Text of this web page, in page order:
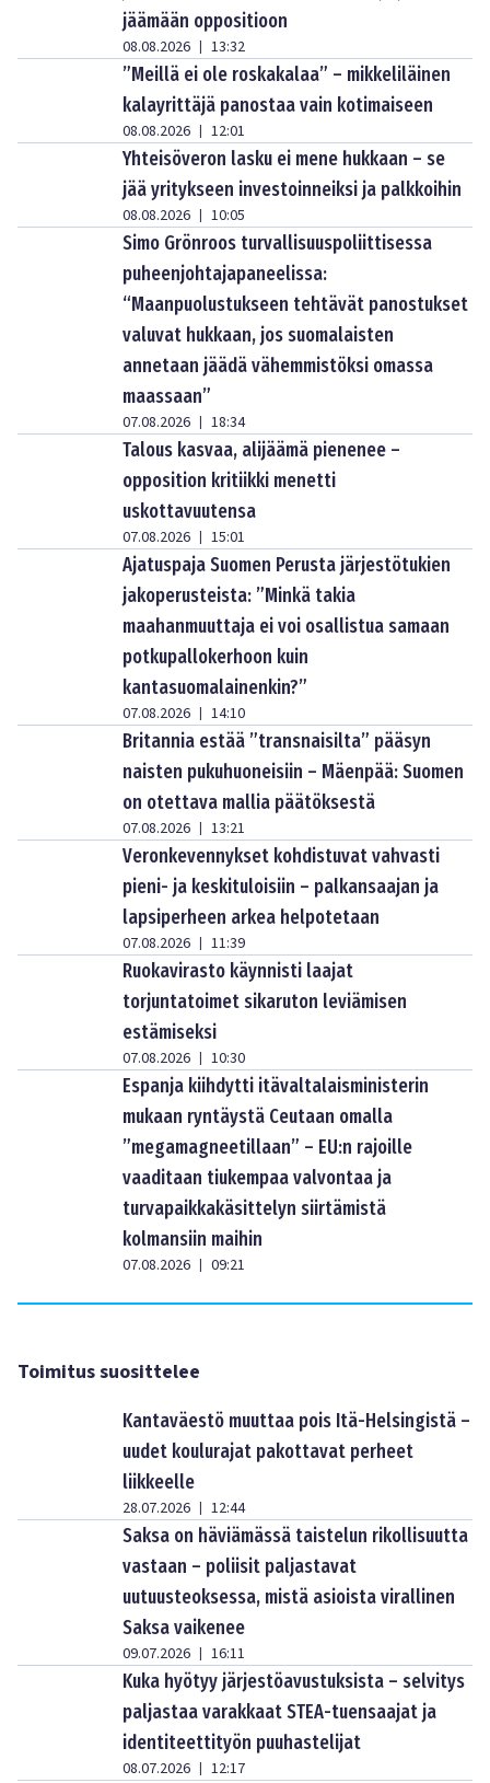
jäämään oppositioon
08.08.2026 | 13:32
”Meillä ei ole roskakalaa” – mikkeliläinen
kalayrittäjä panostaa vain kotimaiseen
08.08.2026 | 12:01
Yhteisöveron lasku ei mene hukkaan – se
jää yritykseen investoinneiksi ja palkkoihin
08.08.2026 | 10:05
Simo Grönroos turvallisuuspoliittisessa
puheenjohtajapaneelissa:
“Maanpuolustukseen tehtävät panostukset
valuvat hukkaan, jos suomalaisten
annetaan jäädä vähemmistöksi omassa
maassaan”
07.08.2026 | 18:34
Talous kasvaa, alijäämä pienenee –
opposition kritiikki menetti
uskottavuutensa
07.08.2026 | 15:01
Ajatuspaja Suomen Perusta järjestötukien
jakoperusteista: ”Minkä takia
maahanmuuttaja ei voi osallistua samaan
potkupallokerhoon kuin
kantasuomalainenkin?”
07.08.2026 | 14:10
Britannia estää ”transnaisilta” pääsyn
naisten pukuhuoneisiin – Mäenpää: Suomen
on otettava mallia päätöksestä
07.08.2026 | 13:21
Veronkevennykset kohdistuvat vahvasti
pieni- ja keskituloisiin – palkansaajan ja
lapsiperheen arkea helpotetaan
07.08.2026 | 11:39
Ruokavirasto käynnisti laajat
torjuntatoimet sikaruton leviämisen
estämiseksi
07.08.2026 | 10:30
Espanja kiihdytti itävaltalaisministerin
mukaan ryntäystä Ceutaan omalla
”megamagneetillaan” – EU:n rajoille
vaaditaan tiukempaa valvontaa ja
turvapaikkakäsittelyn siirtämistä
kolmansiin maihin
07.08.2026 | 09:21
Toimitus suosittelee
Kantaväestö muuttaa pois Itä-Helsingistä –
uudet koulurajat pakottavat perheet
liikkeelle
28.07.2026 | 12:44
Saksa on häviämässä taistelun rikollisuutta
vastaan – poliisit paljastavat
uutuusteoksessa, mistä asioista virallinen
Saksa vaikenee
09.07.2026 | 16:11
Kuka hyötyy järjestöavustuksista – selvitys
paljastaa varakkaat STEA-tuensaajat ja
identiteettityön puuhastelijat
08.07.2026 | 12:17